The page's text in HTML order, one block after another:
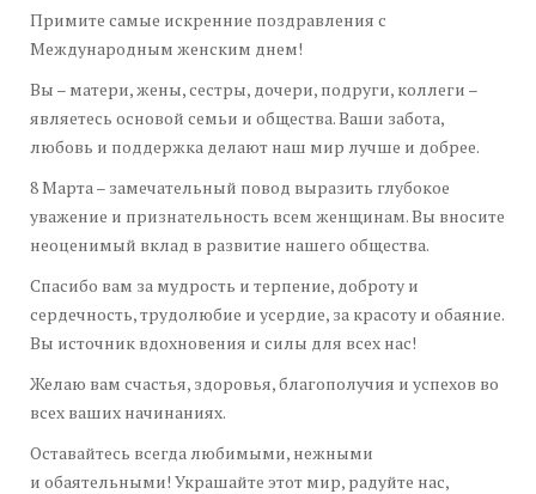
Примите самые искренние поздравления с
Международным женским днем!
Вы – матери, жены, сестры, дочери, подруги, коллеги –
являетесь основой семьи и общества. Ваши забота,
любовь и поддержка делают наш мир лучше и добрее.
8 Марта – замечательный повод выразить глубокое
уважение и признательность всем женщинам. Вы вносите
неоценимый вклад в развитие нашего общества.
Спасибо вам за мудрость и терпение, доброту и
сердечность, трудолюбие и усердие, за красоту и обаяние.
Вы источник вдохновения и силы для всех нас!
Желаю вам счастья, здоровья, благополучия и успехов во
всех ваших начинаниях.
Оставайтесь всегда любимыми, нежными
и обаятельными! Украшайте этот мир, радуйте нас,